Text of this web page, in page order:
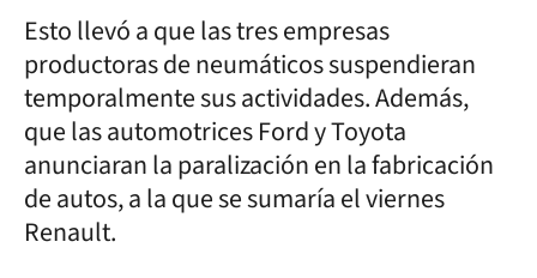
Esto llevó a que las tres empresas
productoras de neumáticos suspendieran
temporalmente sus actividades. Además,
que las automotrices Ford y Toyota
anunciaran la paralización en la fabricación
de autos, a la que se sumaría el viernes
Renault.